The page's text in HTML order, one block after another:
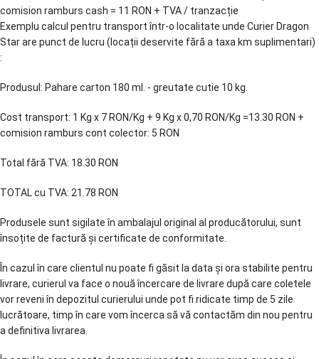
comision ramburs cash = 11 RON + TVA / tranzacție
Exemplu calcul pentru transport într-o localitate unde Curier Dragon
Star are punct de lucru (locații deservite fără a taxa km suplimentari)
:
Produsul: Pahare carton 180 ml. - greutate cutie 10 kg.
Cost transport: 1 Kg x 7 RON/Kg + 9 Kg x 0,70 RON/Kg =13.30 RON +
comision ramburs cont colector: 5 RON
Total fără TVA: 18.30 RON
TOTAL cu TVA: 21.78 RON
Produsele sunt sigilate în ambalajul original al producătorului, sunt
însoțite de factură și certificate de conformitate.
În cazul în care clientul nu poate fi găsit la data și ora stabilite pentru
livrare, curierul va face o nouă încercare de livrare după care coletele
vor reveni în depozitul curierului unde pot fi ridicate timp de 5 zile
lucrătoare, timp în care vom încerca să vă contactăm din nou pentru
a definitiva livrarea.